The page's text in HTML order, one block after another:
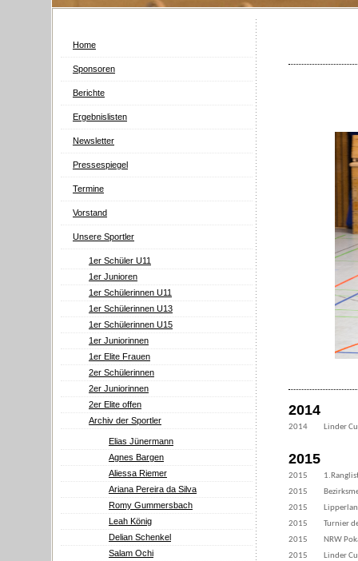
Home
Sponsoren
Berichte
Ergebnislisten
Newsletter
Pressespiegel
Termine
Vorstand
Unsere Sportler
1er Schüler U11
1er Junioren
1er Schülerinnen U11
1er Schülerinnen U13
1er Schülerinnen U15
1er Juniorinnen
1er Elite Frauen
2er Schülerinnen
2er Juniorinnen
2er Elite offen
Archiv der Sportler
Elias Jünermann
Agnes Bargen
Aliessa Riemer
Ariana Pereira da Silva
Romy Gummersbach
Leah König
Delian Schenkel
Salam Ochi
2014
2014 Linder
2015
2015
2015
2015
2015
Turnier
2015
NRW
2015
Linder